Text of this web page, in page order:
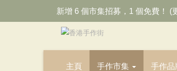
新增 6 個市集招募，1 個免費！ (
主頁 手作市集 手作品